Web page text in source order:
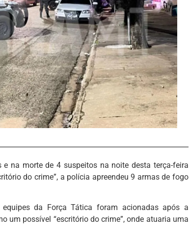
na morte de 4 suspeitos na noite desta terça-feira
do crime”, a polícia apreendeu 9 armas de fogo
da Força Tática foram acionadas após a
um possível “escritório do crime”, onde atuaria uma